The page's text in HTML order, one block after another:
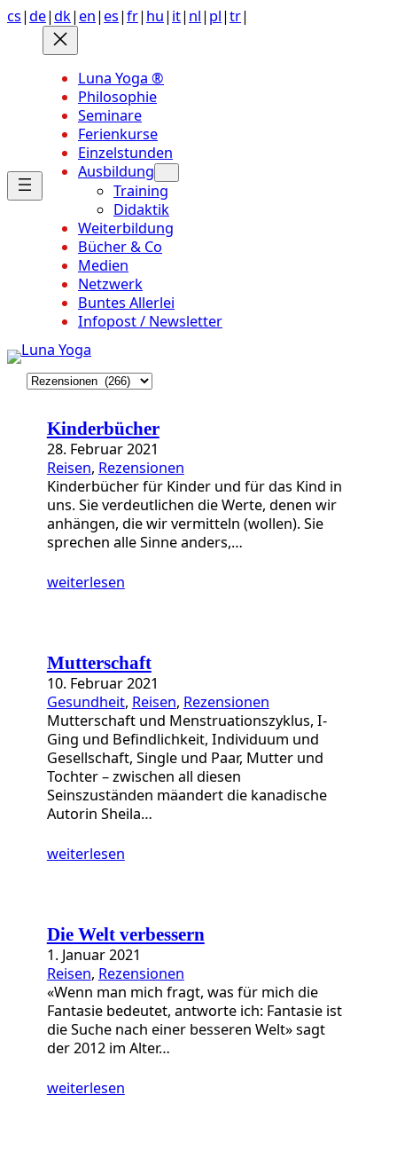
Anchor
Zum
Inhalt
springen
cs|de|dk| en| es|fr| hu| it| nl| pl|tr|
Luna Yoga ®
Philosophie
Seminare
Ferienkurse
Einzelstunden
Ausbildung
Training
Didaktik
Weiterbildung
Bücher & Co
Medien
Netzwerk
Buntes Allerlei
Infopost / Newsletter
K
Kinderbücher
28. Februar 2021
Reisen, Rezensionen
Kinderbücher für Kinder und für das Kind in
uns. Sie verdeutlichen die Werte, denen wir
anhängen, die wir vermitteln (wollen). Sie
sprechen alle Sinne anders,…
weiterlesen
Mutterschaft
10. Februar 2021
Gesundheit, Reisen, Rezensionen
Mutterschaft und Menstruationszyklus, I-
Ging und Befindlichkeit, Individuum und
Gesellschaft, Single und Paar, Mutter und
Tochter – zwischen all diesen
Seinszuständen mäandert die kanadische
Autorin Sheila…
weiterlesen
Die Welt verbessern
1. Januar 2021
Reisen, Rezensionen
«Wenn man mich fragt, was für mich die
Fantasie bedeutet, antworte ich: Fantasie ist
die Suche nach einer besseren Welt» sagt
der 2012 im Alter…
weiterlesen